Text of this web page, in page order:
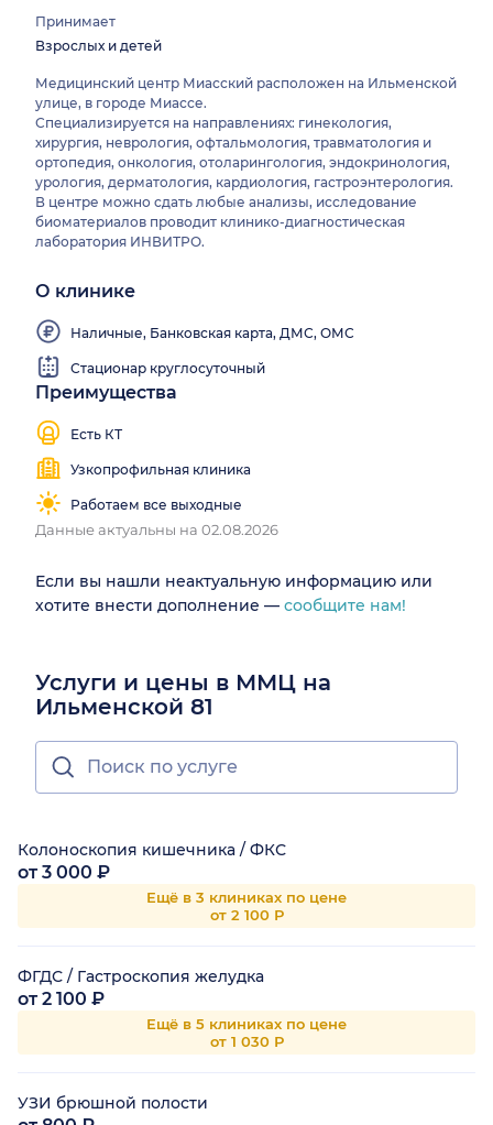
Принимает
Взрослых и детей
Медицинский центр Миасский расположен на Ильменской
улице, в городе Миассе.
Специализируется на направлениях: гинекология,
хирургия, неврология, офтальмология, травматология и
ортопедия, онкология, отоларингология, эндокринология,
урология, дерматология, кардиология, гастроэнтерология.
В центре можно сдать любые анализы, исследование
биоматериалов проводит клинико-диагностическая
лаборатория ИНВИТРО.
О клинике
Наличные, Банковская карта, ДМС, ОМС
Стационар круглосуточный
Преимущества
Есть КТ
Узкопрофильная клиника
Работаем все выходные
Данные актуальны на 02.08.2026
Если вы нашли неактуальную информацию или
хотите внести дополнение — сообщите нам!
Услуги и цены в ММЦ на
Ильменской 81
Колоноскопия кишечника / ФКС
от 3 000 ₽
Ещё в 3 клиниках по цене
от 2 100 Р
ФГДС / Гастроскопия желудка
от 2 100 ₽
Ещё в 5 клиниках по цене
от 1 030 Р
УЗИ брюшной полости